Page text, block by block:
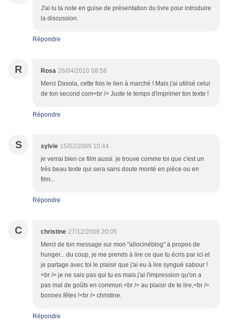
J'ai lu ta note en guise de présentation du livre pour introduire
la discussion.
Répondre
R Rosa 26/04/2010 08:58
Merci Dasola, cette fois le lien à marché ! Mais j'ai utilisé celui
de ton second com<br /> Juste le temps d'imprimer ton texte !
Répondre
S sylvie 15/02/2009 10:44
je verrai bien ce film aussi. je trouve comme toi que c'est un
très beau texte qui sera sans doute monté en pièce ou en
film...
Répondre
C christine 27/12/2008 20:05
Merci de ton message sur mon "allocinéblog" à propos de
hunger... du coup, je me prends à lire ce que tu écris par ici et
je partage avec toi le plaisir que j'ai eu à lire syngué sabour !
<br /> je ne sais pas qui tu es mais j'ai l'impression qu'on a
pas mal de goûts en commun.<br /> au plaisir de te lire,<br />
bonnes fêtes !<br /> christine.
Répondre